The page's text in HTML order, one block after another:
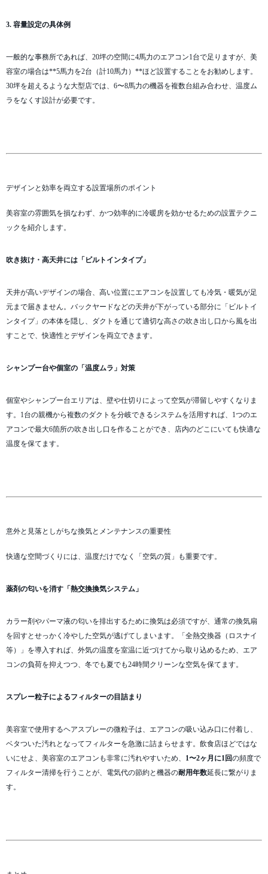
3. 容量設定の具体例
一般的な事務所であれば、20坪の空間に4馬力のエアコン1台で足りますが、美
容室の場合は**5馬力を2台（計10馬力）**ほど設置することをお勧めします。
30坪を超えるような大型店では、6〜8馬力の機器を複数台組み合わせ、温度ム
ラをなくす設計が必要です。
デザインと効率を両立する設置場所のポイント
美容室の雰囲気を損なわず、かつ効率的に冷暖房を効かせるための設置テクニ
ックを紹介します。
吹き抜け・高天井には「ビルトインタイプ」
天井が高いデザインの場合、高い位置にエアコンを設置しても冷気・暖気が足
元まで届きません。バックヤードなどの天井が下がっている部分に「ビルトイ
ンタイプ」の本体を隠し、ダクトを通じて適切な高さの吹き出し口から風を出
すことで、快適性とデザインを両立できます。
シャンプー台や個室の「温度ムラ」対策
個室やシャンプー台エリアは、壁や仕切りによって空気が滞留しやすくなりま
す。1台の親機から複数のダクトを分岐できるシステムを活用すれば、1つのエ
アコンで最大6箇所の吹き出し口を作ることができ、店内のどこにいても快適な
温度を保てます。
意外と見落としがちな換気とメンテナンスの重要性
快適な空間づくりには、温度だけでなく「空気の質」も重要です。
薬剤の匂いを消す「熱交換換気システム」
カラー剤やパーマ液の匂いを排出するために換気は必須ですが、通常の換気扇
を回すとせっかく冷やした空気が逃げてしまいます。「全熱交換器（ロスナイ
等）」を導入すれば、外気の温度を室温に近づけてから取り込めるため、エア
コンの負荷を抑えつつ、冬でも夏でも24時間クリーンな空気を保てます。
スプレー粒子によるフィルターの目詰まり
美容室で使用するヘアスプレーの微粒子は、エアコンの吸い込み口に付着し、
ベタついた汚れとなってフィルターを急激に詰まらせます。飲食店ほどではな
いにせよ、美容室のエアコンも非常に汚れやすいため、 1〜2ヶ月に1回の頻度で
フィルター清掃を行うことが、電気代の節約と機器の耐用年数延長に繋がりま
す。